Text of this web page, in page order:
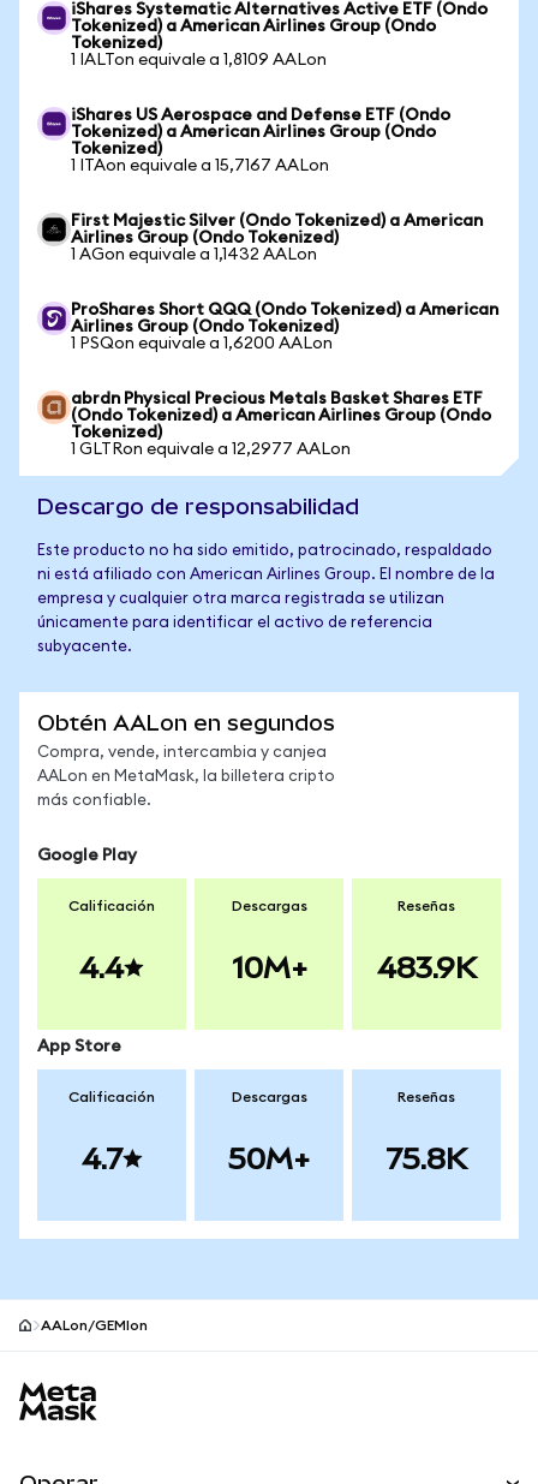
iShares Systematic Alternatives Active ETF (Ondo
Tokenized) a American Airlines Group (Ondo
Tokenized)
1 IALTon equivale a 1,8109 AALon
iShares US Aerospace and Defense ETF (Ondo
Tokenized) a American Airlines Group (Ondo
Tokenized)
1 ITAon equivale a 15,7167 AALon
First Majestic Silver (Ondo Tokenized) a American
Airlines Group (Ondo Tokenized)
1 AGon equivale a 1,1432 AALon
ProShares Short QQQ (Ondo Tokenized) a American
Airlines Group (Ondo Tokenized)
1 PSQon equivale a 1,6200 AALon
abrdn Physical Precious Metals Basket Shares ETF
(Ondo Tokenized) a American Airlines Group (Ondo
Tokenized)
1 GLTRon equivale a 12,2977 AALon
Descargo de responsabilidad
Este producto no ha sido emitido, patrocinado, respaldado
ni está afiliado con American Airlines Group. El nombre de la
empresa y cualquier otra marca registrada se utilizan
únicamente para identificar el activo de referencia
subyacente.
Obtén AALon en segundos
Compra, vende, intercambia y canjea
AALon en MetaMask, la billetera cripto
más confiable.
Google Play
Calificación
4.4
Descargas
10M+
Reseñas
483.9K
App Store
Calificación
4.7
Descargas
50M+
Reseñas
75.8K
AALon/GEMIon